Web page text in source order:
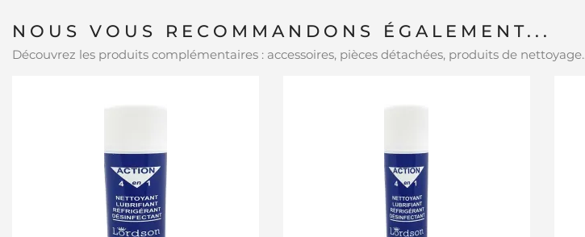
NOUS VOUS RECOMMANDONS ÉGALEMENT...
Découvrez les produits complémentaires : accessoires, pièces détachées, produits de